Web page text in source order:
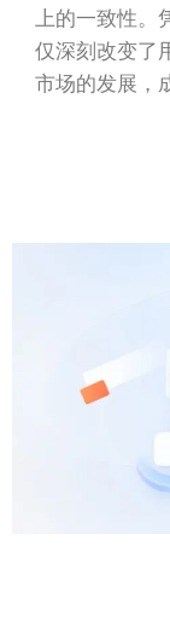
上的一致性。
仅深刻改变了
市场的发展，